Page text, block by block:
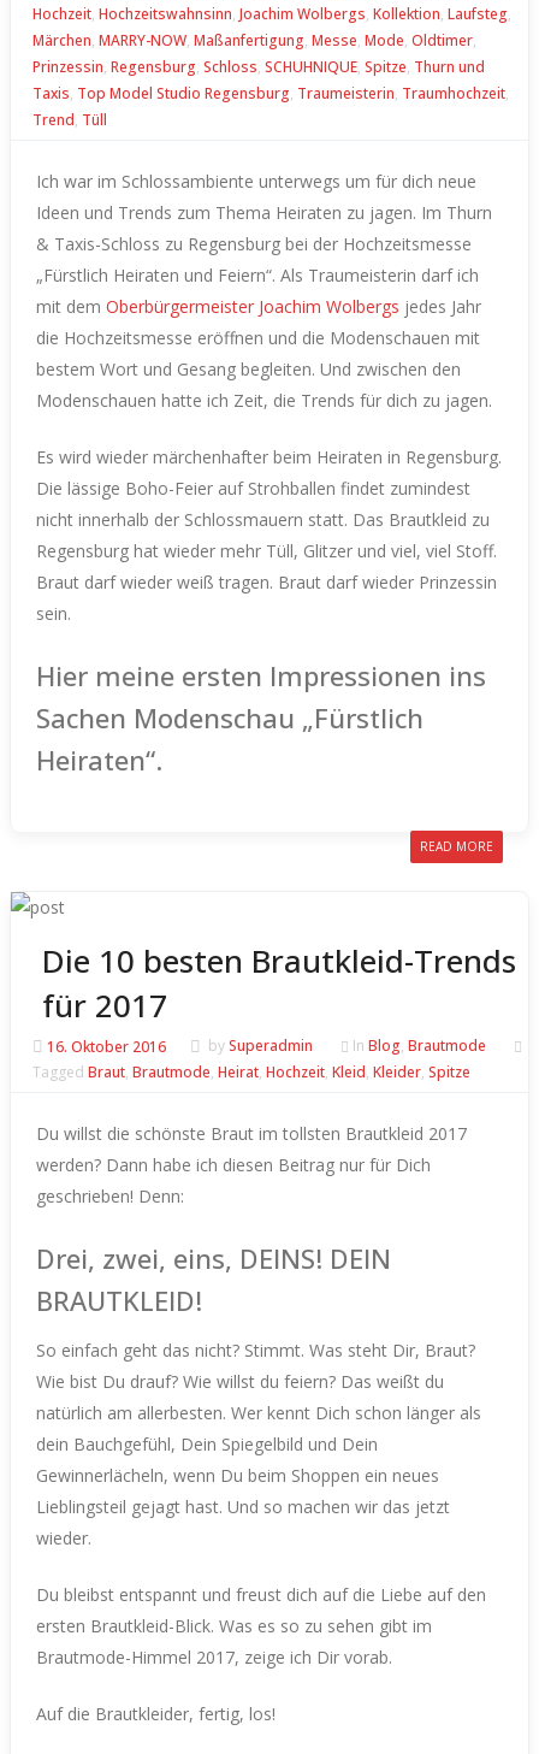
Hochzeit, Hochzeitswahnsinn, Joachim Wolbergs, Kollektion, Laufsteg,
Märchen, MARRY-NOW, Maßanfertigung, Messe, Mode, Oldtimer,
Prinzessin, Regensburg, Schloss, SCHUHNIQUE, Spitze, Thurn und
Taxis, Top Model Studio Regensburg, Traumeisterin, Traumhochzeit,
Trend, Tüll
Ich war im Schlossambiente unterwegs um für dich neue
Ideen und Trends zum Thema Heiraten zu jagen. Im Thurn
& Taxis-Schloss zu Regensburg bei der Hochzeitsmesse
„Fürstlich Heiraten und Feiern“. Als Traumeisterin darf ich
mit dem Oberbürgermeister Joachim Wolbergs jedes Jahr
die Hochzeitsmesse eröffnen und die Modenschauen mit
bestem Wort und Gesang begleiten. Und zwischen den
Modenschauen hatte ich Zeit, die Trends für dich zu jagen.
Es wird wieder märchenhafter beim Heiraten in Regensburg.
Die lässige Boho-Feier auf Strohballen findet zumindest
nicht innerhalb der Schlossmauern statt. Das Brautkleid zu
Regensburg hat wieder mehr Tüll, Glitzer und viel, viel Stoff.
Braut darf wieder weiß tragen. Braut darf wieder Prinzessin
sein.
Hier meine ersten Impressionen ins
Sachen Modenschau „Fürstlich
Heiraten“.
READ MORE
Die 10 besten Brautkleid-Trends
für 2017
16. Oktober 2016 bySuperadmin In Blog, Brautmode
Tagged Braut, Brautmode, Heirat, Hochzeit, Kleid, Kleider, Spitze
Du willst die schönste Braut im tollsten Brautkleid 2017
werden? Dann habe ich diesen Beitrag nur für Dich
geschrieben! Denn:
Drei, zwei, eins, DEINS! DEIN
BRAUTKLEID!
So einfach geht das nicht? Stimmt. Was steht Dir, Braut?
Wie bist Du drauf? Wie willst du feiern? Das weißt du
natürlich am allerbesten. Wer kennt Dich schon länger als
dein Bauchgefühl, Dein Spiegelbild und Dein
Gewinnerlächeln, wenn Du beim Shoppen ein neues
Lieblingsteil gejagt hast. Und so machen wir das jetzt
wieder.
Du bleibst entspannt und freust dich auf die Liebe auf den
ersten Brautkleid-Blick. Was es so zu sehen gibt im
Brautmode-Himmel 2017, zeige ich Dir vorab.
Auf die Brautkleider, fertig, los!